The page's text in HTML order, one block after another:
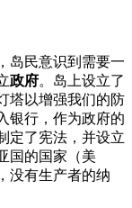
岛民意识到需要一
政府。岛上设立了
塔以增强我们的防
银行，作为政府的
定了宪法，并设立
国的国家（美
没有生产者的纳